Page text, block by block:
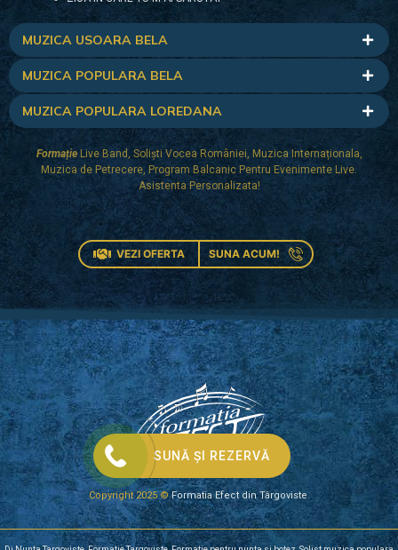
MUZICA USOARA BELA
MUZICA POPULARA BELA
MUZICA POPULARA LOREDANA
Formație Live Band, Soliști Vocea României, Muzica Internaționala,
Muzica de Petrecere, Program Balcanic Pentru Evenimente Live.
Asistenta Personalizata!
VEZI OFERTA SUNA ACUM!
Copyright 2025 ©Formatia Efect din Târgoviste.
SUNĂ ȘI REZERVĂ